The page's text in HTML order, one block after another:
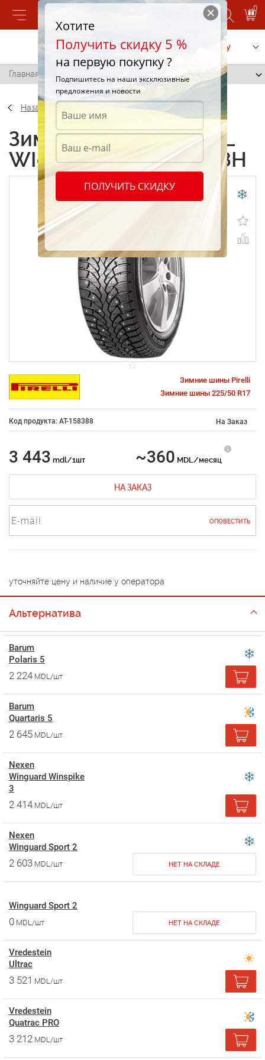
0
Позвонить Заказать услугу
Главная / Pirelli XL WIceFR 225/50 R17 98H
Назад
Зимние шины Pirelli XL
WIceFR 225/50 R17 98H
Зимние шины Pirelli
Зимние шины 225/50 R17
Код продукта: AT-158388 На Заказ
3 443 mdl/1шт ~360 MDL/месяц
НА ЗАКАЗ
ОПОВЕСТИТЬ
уточняйте цену и наличие у оператора
Альтернатива
Barum
Polaris 5
2 224 MDL/шт
Barum
Quartaris 5
2 645 MDL/шт
Nexen
Winguard Winspike
3
2 414 MDL/шт
Nexen
Winguard Sport 2
2 603 MDL/шт НЕТ НА СКЛАДЕ
Winguard Sport 2
0 MDL/шт НЕТ НА СКЛАДЕ
Vredestein
Ultrac
3 521 MDL/шт
Vredestein
Quatrac PRO
3 212 MDL/шт
Хотите
Получить скидку 5 %
на первую покупку ?
Подпишитесь на наши эксклюзивные
предложения и новости
ПОЛУЧИТЬ СКИДКУ